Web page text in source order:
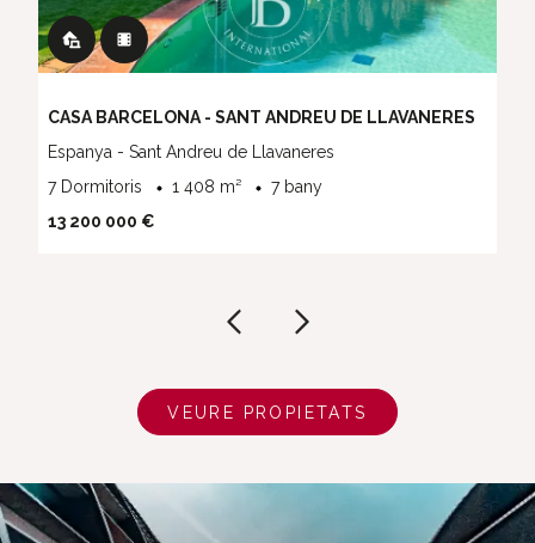
CASA BARCELONA - SANT ANDREU DE LLAVANERES
Espanya - Sant Andreu de Llavaneres
7 Dormitoris
1 408 m²
7 bany
13 200 000 €
VEURE PROPIETATS